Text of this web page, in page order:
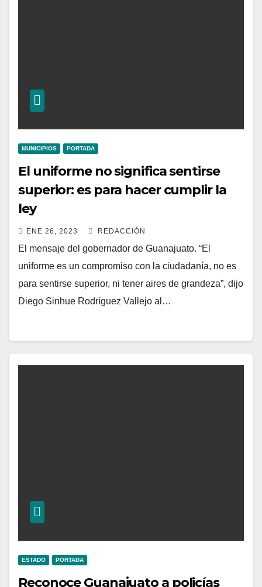
MUNICIPIOS PORTADA
El uniforme no significa sentirse
superior: es para hacer cumplir la
ley
ENE 26, 2023 REDACCIÓN
El mensaje del gobernador de Guanajuato. “El
uniforme es un compromiso con la ciudadanía, no es
para sentirse superior, ni tener aires de grandeza”, dijo
Diego Sinhue Rodríguez Vallejo al…
ESTADO PORTADA
Reconoce Guanajuato a policías